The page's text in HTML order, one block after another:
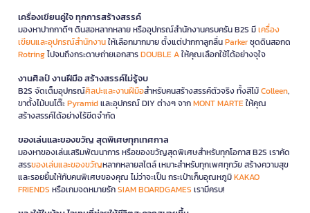
เครื่องเขียนคู่ใจ ทุกการสร้างสรรค์
มองหาปากกาดีๆ ดินสอหลากหลาย หรืออุปกรณ์สำนักงานครบครัน B2S มีเครื่อง
เขียนและอุปกรณ์สำนักงานให้เลือกมากมาย ตั้งแต่ปากกาลูกลื่นParkerชุดดินสอกด
Rotringไปจนถึงกระดาษถ่ายเอกสารDOUBLE Aให้คุณเลือกใช้ได้อย่างจุใจ
งานศิลป์ งานฝีมือ สร้างสรรค์ไม่รู้จบ
B2S จัดเต็มอุปกรณ์ศิลปะและงานฝีมือสำหรับคนสร้างสรรค์ตัวจริง ทั้งสีไม้Colleen,
ขาตั้งไม้บนโต๊ะPyramidและอุปกรณ์ DIY ต่างๆ จากMONT MARTEให้คุณ
สร้างสรรค์ได้อย่างไร้ขีดจำกัด
ของเล่นและของขวัญ สุดพิเศษทุกเทศกาล
มองหาของเล่นเสริมพัฒนาการ หรือของขวัญสุดพิเศษสำหรับทุกโอกาส B2S เราคัด
สรรของเล่นและของขวัญหลากหลายสไตล์ เหมาะสำหรับทุกเพศทุกวัย สร้างความสุข
และรอยยิ้มให้กับคนพิเศษของคุณ ไม่ว่าจะเป็น กระเป๋าเก็บอุณหภูมิKAKAO
FRIENDS หรือเกมจดหมายรักSIAM BOARDGAMES เรามีครบ!